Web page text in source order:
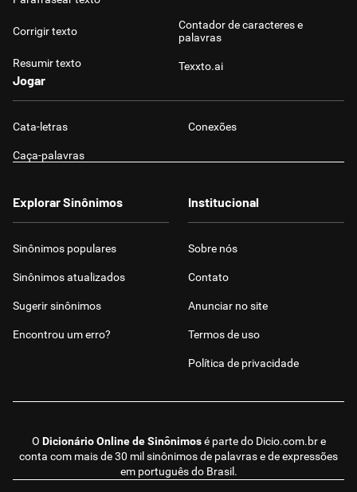
Corrigir texto
Resumir texto
Contador de caracteres e
palavras
Texxto.ai
Jogar
Cata-letras Conexões
Caça-palavras
O Dicionário Online de Sinônimosé parte do Dicio.com.bre
conta com mais de 30 mil sinônimos de palavras e de expressões
em português do Brasil.
Explorar Sinônimos
Sinônimos populares
Sinônimos atualizados
Sugerir sinônimos
Encontrou um erro?
Institucional
Sobre nós
Contato
Anunciar no site
Termos de uso
Política de privacidade